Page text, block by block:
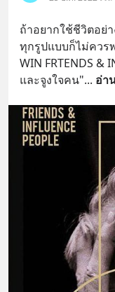
ถ้าอยากใช้ชีวิตอย่
ทุกรูปแบบก็ไม่ควร
WIN FRTENDS &
และจูงใจคน"... อ่า